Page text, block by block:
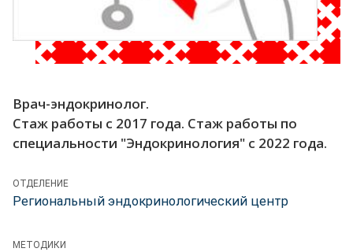
Врач-эндокринолог.
Стаж работы с 2017 года. Стаж работы по
специальности "Эндокринология" с 2022 года.
ОТДЕЛЕНИЕ
Региональный эндокринологический центр
МЕТОДИКИ